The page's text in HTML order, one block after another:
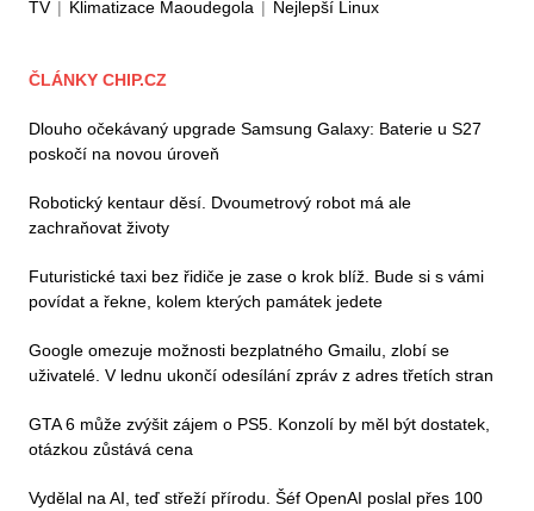
TV | Klimatizace Maoudegola | Nejlepší Linux
ČLÁNKY CHIP.CZ
Dlouho očekávaný upgrade Samsung Galaxy: Baterie u S27
poskočí na novou úroveň
Robotický kentaur děsí. Dvoumetrový robot má ale
zachraňovat životy
Futuristické taxi bez řidiče je zase o krok blíž. Bude si s vámi
povídat a řekne, kolem kterých památek jedete
Google omezuje možnosti bezplatného Gmailu, zlobí se
uživatelé. V lednu ukončí odesílání zpráv z adres třetích stran
GTA 6 může zvýšit zájem o PS5. Konzolí by měl být dostatek,
otázkou zůstává cena
Vydělal na AI, teď střeží přírodu. Šéf OpenAI poslal přes 100